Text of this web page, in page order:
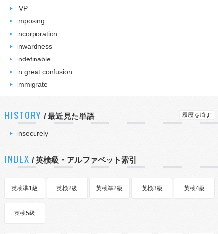
IVP
imposing
incorporation
inwardness
indefinable
in great confusion
immigrate
HISTORY /最近見た単語 履歴を消す
insecurely
INDEX / 英検級・アルファベット索引
英検準1級 英検2級 英検準2級 英検3級 英検4級
英検5級